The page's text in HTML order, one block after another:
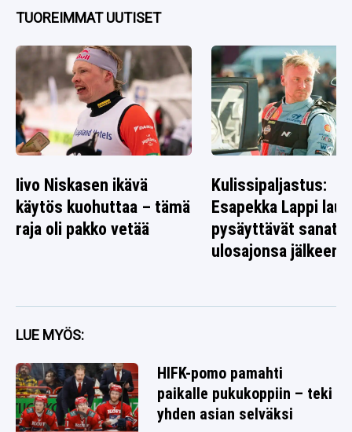
TUOREIMMAT UUTISET
Iivo Niskasen ikävä
käytös kuohuttaa – tämä
raja oli pakko vetää
Kulissipaljastus:
Esapekka Lappi
pysäyttävät sanat
ulosajonsa jälkeen
LUE MYÖS:
HIFK-pomo pamahti
paikalle pukukoppiin – teki
yhden asian selväksi